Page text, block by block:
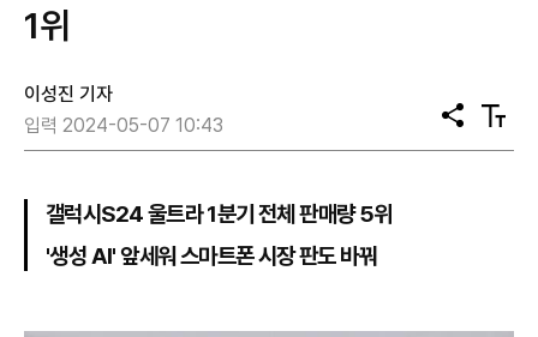
1위
이성진 기자
입력 2024-05-07 10:43
공
유
텍
스
갤럭시S24 울트라 1분기 전체 판매량 5위
'생성 AI' 앞세워 스마트폰 시장 판도 바꿔